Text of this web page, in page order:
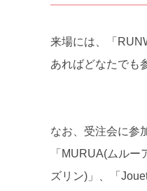
来場には、「
あればどなたでも
なお、受注会に参
「MURUA(ムル
ズリン)」、「